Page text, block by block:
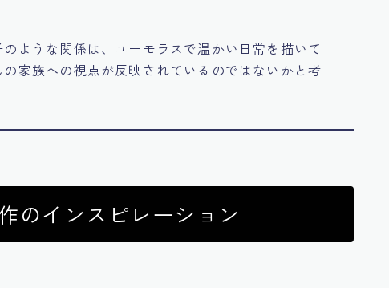
ような関係は、ユーモラスで温かい日常を描いて
家族への視点が反映されているのではないかと考
のインスピレーション